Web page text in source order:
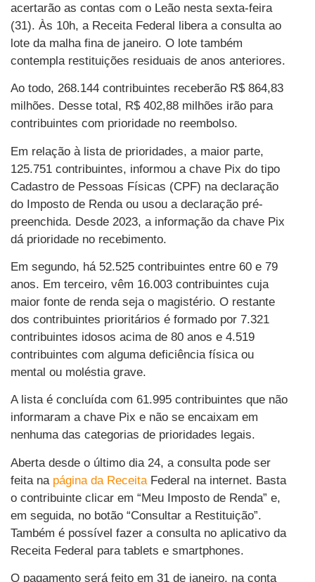
acertarão as contas com o Leão nesta sexta-feira
(31). Às 10h, a Receita Federal libera a consulta ao
lote da malha fina de janeiro. O lote também
contempla restituições residuais de anos anteriores.
Ao todo, 268.144 contribuintes receberão R$ 864,83
milhões. Desse total, R$ 402,88 milhões irão para
contribuintes com prioridade no reembolso.
Em relação à lista de prioridades, a maior parte,
125.751 contribuintes, informou a chave Pix do tipo
Cadastro de Pessoas Físicas (CPF) na declaração
do Imposto de Renda ou usou a declaração pré-
preenchida. Desde 2023, a informação da chave Pix
dá prioridade no recebimento.
Em segundo, há 52.525 contribuintes entre 60 e 79
anos. Em terceiro, vêm 16.003 contribuintes cuja
maior fonte de renda seja o magistério. O restante
dos contribuintes prioritários é formado por 7.321
contribuintes idosos acima de 80 anos e 4.519
contribuintes com alguma deficiência física ou
mental ou moléstia grave.
A lista é concluída com 61.995 contribuintes que não
informaram a chave Pix e não se encaixam em
nenhuma das categorias de prioridades legais.
Aberta desde o último dia 24, a consulta pode ser
feita na página da Receita Federal na internet. Basta
o contribuinte clicar em “Meu Imposto de Renda” e,
em seguida, no botão “Consultar a Restituição”.
Também é possível fazer a consulta no aplicativo da
Receita Federal para tablets e smartphones.
O pagamento será feito em 31 de janeiro, na conta